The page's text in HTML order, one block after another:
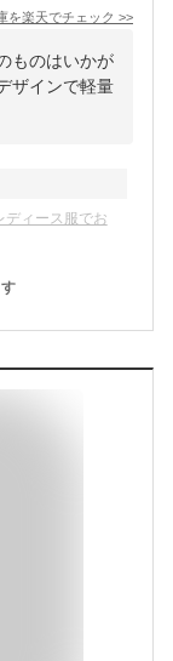
を楽天でチェック >>
ものはいかが
ザインで軽量
ディース服でお